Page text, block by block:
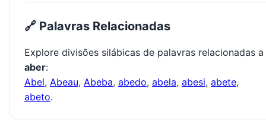
🔗 Palavras Relacionadas
Explore divisões silábicas de palavras relacionadas a
aber:
Abel, Abeau, Abeba, abedo, abela, abesi, abete,
abeto.